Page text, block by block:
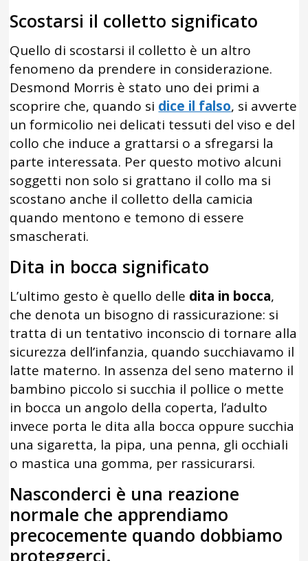
Scostarsi il colletto significato
Quello di scostarsi il colletto è un altro
fenomeno da prendere in considerazione.
Desmond Morris è stato uno dei primi a
scoprire che, quando si dice il falso, si avverte
un formicolio nei delicati tessuti del viso e del
collo che induce a grattarsi o a sfregarsi la
parte interessata. Per questo motivo alcuni
soggetti non solo si grattano il collo ma si
scostano anche il colletto della camicia
quando mentono e temono di essere
smascherati.
Dita in bocca significato
L’ultimo gesto è quello delle dita in bocca,
che denota un bisogno di rassicurazione: si
tratta di un tentativo inconscio di tornare alla
sicurezza dell’infanzia, quando succhiavamo il
latte materno. In assenza del seno materno il
bambino piccolo si succhia il pollice o mette
in bocca un angolo della coperta, l’adulto
invece porta le dita alla bocca oppure succhia
una sigaretta, la pipa, una penna, gli occhiali
o mastica una gomma, per rassicurarsi.
Nasconderci è una reazione
normale che apprendiamo
precocemente quando dobbiamo
proteggerci.